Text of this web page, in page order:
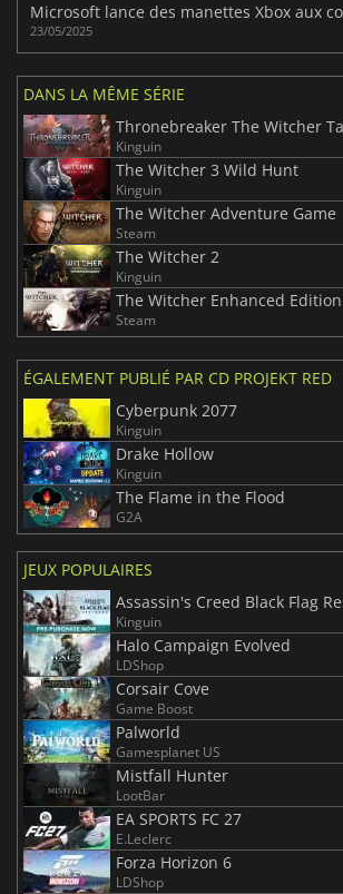
23/05/2025
DANS LA MÊME SÉRIE
Thronebreaker The Witcher
Kinguin
The Witcher 3 Wild Hunt
Kinguin
The Witcher Adventure Game
Steam
The Witcher 2
Kinguin
Steam
ÉGALEMENT PUBLIÉ PAR CD PROJEKT RED
Cyberpunk 2077
Kinguin
Drake Hollow
Kinguin
The Flame in the Flood
G2A
JEUX POPULAIRES
Assassin's Creed Black Flag
Kinguin
Halo Campaign Evolved
LDShop
Corsair Cove
Game Boost
Palworld
Gamesplanet US
Mistfall Hunter
LootBar
EA SPORTS FC 27
E.Leclerc
Forza Horizon 6
LDShop